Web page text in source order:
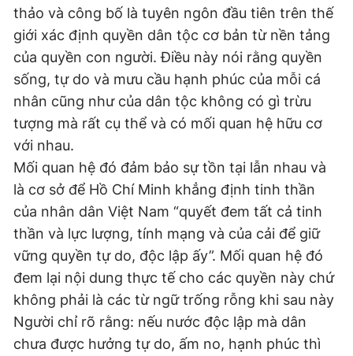
thảo và công bố là tuyên ngôn đầu tiên trên thế
giới xác định quyền dân tộc cơ bản từ nền tảng
của quyền con người. Điều này nói rằng quyền
sống, tự do và mưu cầu hạnh phúc của mỗi cá
nhân cũng như của dân tộc không có gì trừu
tượng mà rất cụ thể và có mối quan hệ hữu cơ
với nhau.
Mối quan hệ đó đảm bảo sự tồn tại lẫn nhau và
là cơ sở để Hồ Chí Minh khẳng định tinh thần
của nhân dân Việt Nam “quyết đem tất cả tinh
thần và lực lượng, tính mạng và của cải để giữ
vững quyền tự do, độc lập ấy”. Mối quan hệ đó
đem lại nội dung thực tế cho các quyền này chứ
không phải là các từ ngữ trống rỗng khi sau này
Người chỉ rõ rằng: nếu nước độc lập mà dân
chưa được hưởng tự do, ấm no, hạnh phúc thì